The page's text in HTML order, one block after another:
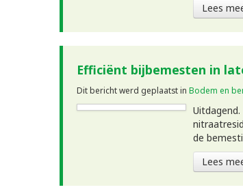
Lees
Efficiënt bijbemesten in
Dit bericht werd geplaatst in Bodem en
de
Lees